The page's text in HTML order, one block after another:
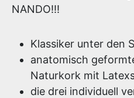
NANDO!!!
Klassiker unter den
anatomisch
Naturkork mit
die drei individuell